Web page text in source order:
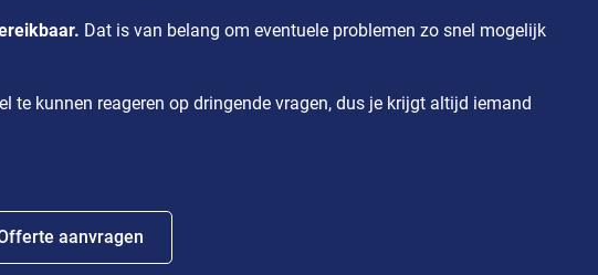
Dat is van belang om eventuele problemen zo snel mogelijk
te kunnen reageren op dringende vragen, dus je krijgt altijd iemand
aanvragen